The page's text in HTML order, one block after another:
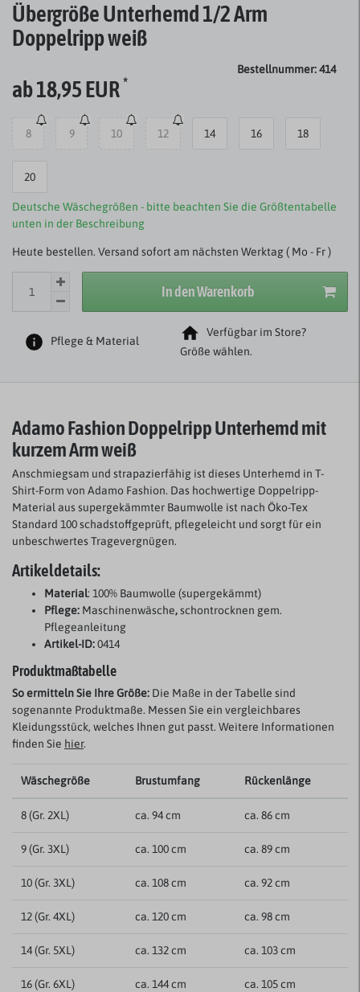
Übergröße Unterhemd 1/2 Arm
Doppelripp weiß
Bestellnummer: 414
ab 18,95 EUR*
8 9 10 12 14 16 18
20
Deutsche Wäschegrößen - bitte beachten Sie die Größtentabelle
unten in der Beschreibung
Heute bestellen. Versand sofort am nächsten Werktag ( Mo - Fr )
In den Warenkorb
Pflege & Material
Verfügbar im Store?
Größe wählen.
Adamo Fashion Doppelripp Unterhemdmit
kurzem Armweiß
Anschmiegsam und strapazierfähig ist dieses Unterhemd in T-
Shirt-Form von Adamo Fashion. Das hochwertige Doppelripp-
Material aus supergekämmter Baumwolle ist nach Öko-Tex
Standard 100 schadstoffgeprüft, pflegeleicht und sorgt für ein
unbeschwertes Tragevergnügen.
Artikeldetails:
Material: 100% Baumwolle (supergekämmt)
Pflege: Maschinenwäsche,schontrocknen gem.
Pflegeanleitung
Artikel-ID:0414
Produktmaßtabelle
So ermitteln Sie Ihre Größe: Die Maße in der Tabelle sind
sogenannte Produktmaße. Messen Sie ein vergleichbares
Kleidungsstück, welches Ihnen gut passt. Weitere Informationen
finden Sie hier.
Wäschegröße Brustumfang Rückenlänge
8 (Gr. 2XL) ca. 94 cm ca. 86 cm
9 (Gr. 3XL) ca. 100 cm ca. 89 cm
10 (Gr. 3XL) ca. 108 cm ca. 92 cm
12 (Gr. 4XL) ca. 120 cm ca. 98 cm
14 (Gr. 5XL) ca. 132 cm ca. 103 cm
16 (Gr. 6XL) ca. 144 cm ca. 105 cm